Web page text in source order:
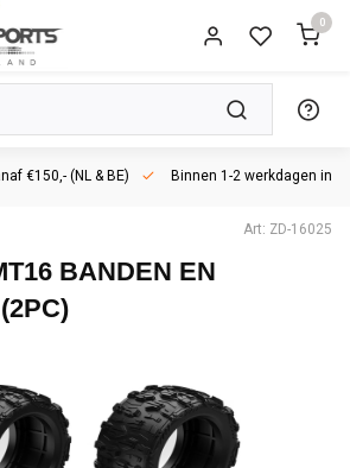
0
€150,- (NL & BE) Binnen 1-2 werkdagen in
Art: ZD-16025
BANDEN EN